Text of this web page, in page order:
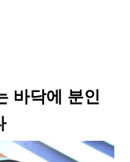
바닥에 분인